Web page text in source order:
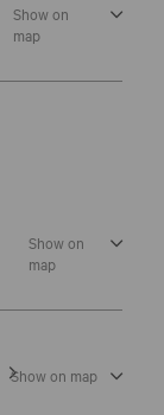
Show on
map
Show on
map
Show on map